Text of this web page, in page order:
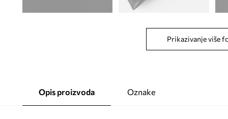
Prikazivanje više
Opis proizvoda Oznake